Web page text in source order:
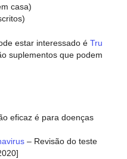
casa)
estar interessado é Tru
suplementos que podem
eficaz é para doenças
– Revisão do teste